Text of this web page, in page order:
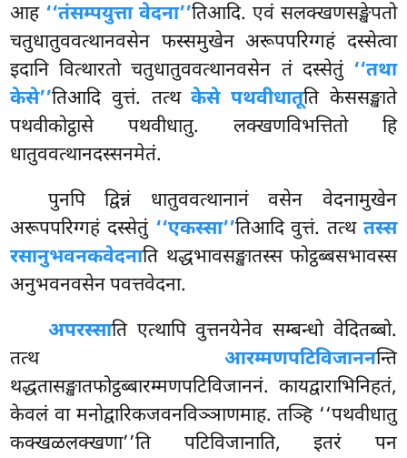
आह ‘‘तंसम्पयुत्ता वेदना’’तिआदि. एवं सलक्खणसङ्खेपतो
चतुधातुववत्थानवसेन फस्समुखेन अरूपपरिग्गहं दस्सेत्वा
इदानि वित्थारतो चतुधातुववत्थानवसेन तं दस्सेतुं ‘‘तथा
केसे’’तिआदि वुत्तं. तत्थकेसे पथवीधातूति केससङ्खाते
पथवीकोट्ठासे पथवीधातु. लक्खणविभत्तितो हि
धातुववत्थानदस्सनमेतं.
पुनपि द्विन्नं धातुववत्थानानं वसेन वेदनामुखेन
अरूपपरिग्गहं दस्सेतुं ‘‘एकस्सा’’तिआदि वुत्तं. तत्थ तस्स
रसानुभवनकवेदनाति थद्धभावसङ्खातस्स फोट्ठब्बसभावस्स
अनुभवनवसेन पवत्तवेदना.
अपरस्साति एत्थापि वुत्तनयेनेव सम्बन्धो वेदितब्बो.
तत्थ आरम्मणपटिविजाननन्ति
थद्धतासङ्खातफोट्ठब्बारम्मणपटिविजाननं. कायद्वाराभिनिहतं,
केवलं वा मनोद्वारिकजवनविञ्ञाणमाह. तञ्हि ‘‘पथवीधातु
कक्खळलक्खणा’’ति पटिविजानाति, इतरं पन